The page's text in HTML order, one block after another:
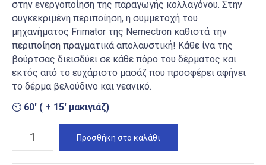
στην ενεργοποίηση της παραγωγής κολλαγόνου. Στην
συγκεκριμένη περιποίηση, η συμμετοχή του
μηχανήματος Frimator της Nemectron καθιστά την
περιποίηση πραγματικά απολαυστική! Κάθε ίνα της
βούρτσας διεισδύει σε κάθε πόρο του δέρματος και
εκτός από το ευχάριστο μασάζ που προσφέρει αφήνει
το δέρμα βελούδινο και νεανικό.
⏲ 60′ ( + 15′ μακιγιάζ)
Προσθήκη στο καλάθι